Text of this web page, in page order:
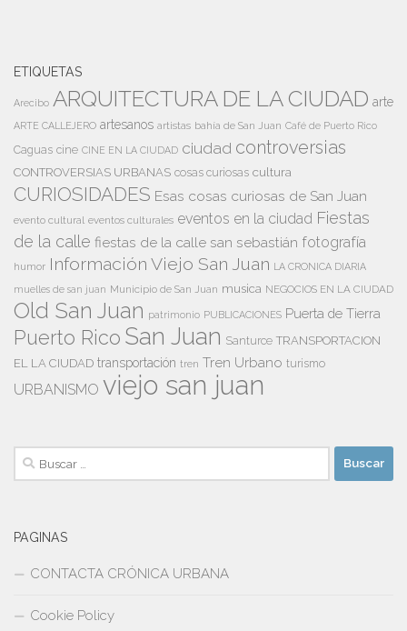
ETIQUETAS
Arecibo ARQUITECTURA DE LA CIUDAD arte
ARTE CALLEJERO artesanos artistas bahía de San Juan Café de Puerto Rico
Caguas cine CINE EN LA CIUDAD ciudad controversias
CONTROVERSIAS URBANAS cosas curiosas cultura
CURIOSIDADES Esas cosas curiosas de San Juan
evento cultural eventos culturales eventos en la ciudad Fiestas
de la calle fiestas de la calle san sebastián fotografía
humor Información Viejo San Juan LA CRONICA DIARIA
muelles de san juan Municipio de San Juan musica NEGOCIOS EN LA CIUDAD
Old San Juan patrimonio PUBLICACIONES Puerta de Tierra
Puerto Rico San Juan Santurce TRANSPORTACION
EL LA CIUDAD transportación tren Tren Urbano turismo
URBANISMO viejo san juan
Buscar:
PAGINAS
CONTACTA CRÓNICA URBANA
Cookie Policy